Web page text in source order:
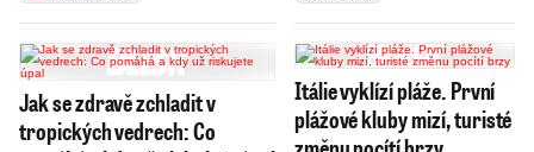
Jak se zdravě zchladit v
tropických vedrech: Co
Itálie vyklízí pláže. První
plážové kluby mizí, turisté